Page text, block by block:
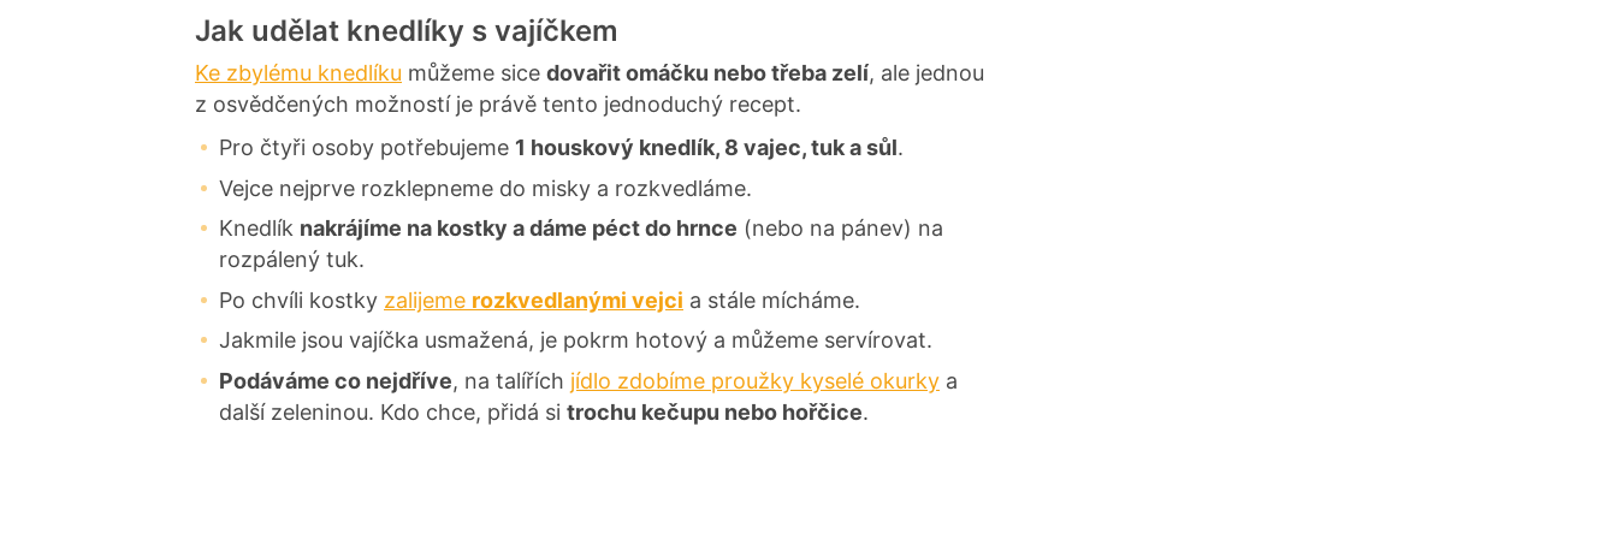
e
n
Jak udělat knedlíky s vajíčkem
Ke zbylému knedlíku můžeme sice dovařit omáčku nebo třeba zelí, ale jednou
z osvědčených možností je právě tento jednoduchý recept.
Pro čtyři osoby potřebujeme 1 houskový knedlík, 8 vajec, tuk a sůl.
Vejce nejprve rozklepneme do misky a rozkvedláme.
Knedlík nakrájíme na kostky a dáme péct do hrnce (nebo na pánev) na
rozpálený tuk.
Po chvíli kostky zalijeme rozkvedlanými vejci a stále mícháme.
Jakmile jsou vajíčka usmažená, je pokrm hotový a můžeme servírovat.
Podáváme co nejdříve, na talířích jídlo zdobíme proužky kyselé okurky a
další zeleninou. Kdo chce, přidá si trochu kečupu nebo hořčice.